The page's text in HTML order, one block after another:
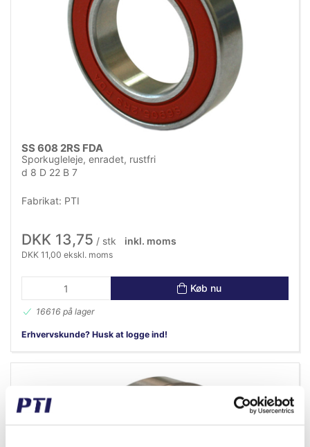
SS 608 2RS FDA
Sporkugleleje, enradet, rustfri
d 8 D 22 B 7
Fabrikat: PTI
DKK 13,75 / stk inkl. moms
DKK 11,00 ekskl. moms
Køb nu
16616 på lager
Erhvervskunde? Husk at logge ind!